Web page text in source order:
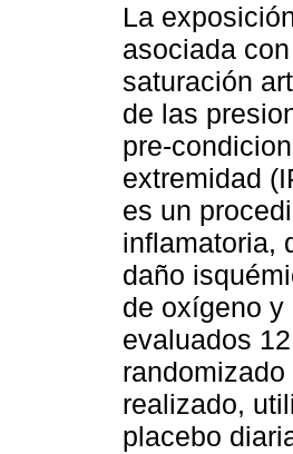
La
asociada
saturación
de las
pre-
extremidad
es un
inflamatoria,
daño
de oxígeno y
evaluados
realizado,
placebo